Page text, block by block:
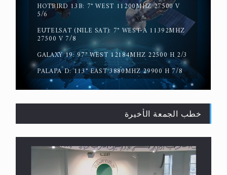
حقيقة المسيح الدجال
القرآن قاضٍ وحكمٌ على السنة ومهيمنٌ عليها.. ليس
HOTBIRD 13B: 7° WEST 11200MHZ 27500 V
5/6
EUTELSAT (NILE SAT): 7° WEST-A 11392MHZ
27500 V 7/8
GALAXY 19: 97° WEST 12184MHZ 22500 H 2/3
PALAPA D: 113° EAST 3880MHZ 29900 H 7/8
خطب الجمعة الأخيرة